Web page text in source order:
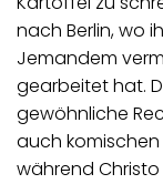
nach Berlin, wo
Jemandem
gearbeitet hat.
gewöhnliche
auch komischen
während